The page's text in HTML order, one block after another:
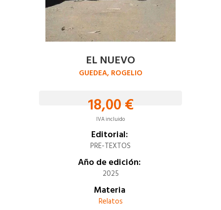
EL NUEVO
GUEDEA, ROGELIO
18,00 €
IVA incluido
Editorial:
PRE-TEXTOS
Año de edición:
2025
Materia
Relatos